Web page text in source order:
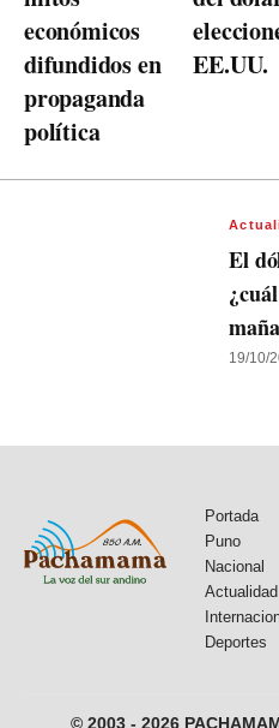
económicos
difundidos en
propaganda
política
EE.UU.
El
19/10/
Portada
Puno
Nacional
Actualidad
Deportes
© 2003 - 2026